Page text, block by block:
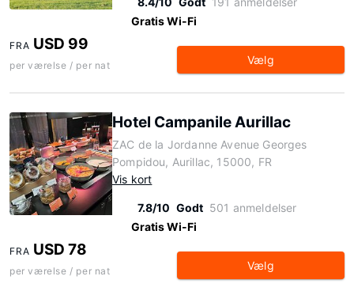
Gratis Wi-Fi
FRA USD 99
per værelse / per nat Vælg
Hotel Campanile Aurillac
ZAC de la Jordanne Avenue Georges
Pompidou, Aurillac, 15000, FR
Vis kort
7.8/10 Godt 501 anmeldelser
Gratis Wi-Fi
FRA USD 78
per værelse / per nat Vælg